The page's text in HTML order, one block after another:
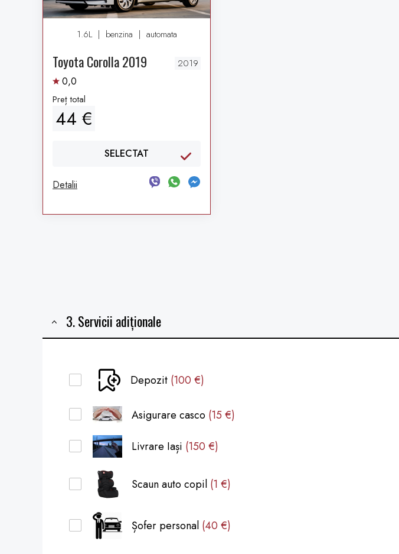
1.6L | benzina | automata
Toyota Corolla 2019 2019
0,0
Preț total
44 €
SELECTAT
Detalii
3. Servicii adiționale
Depozit (100 €)
Asigurare casco (15 €)
Livrare Iași (150 €)
Scaun auto copil (1 €)
Șofer personal (40 €)